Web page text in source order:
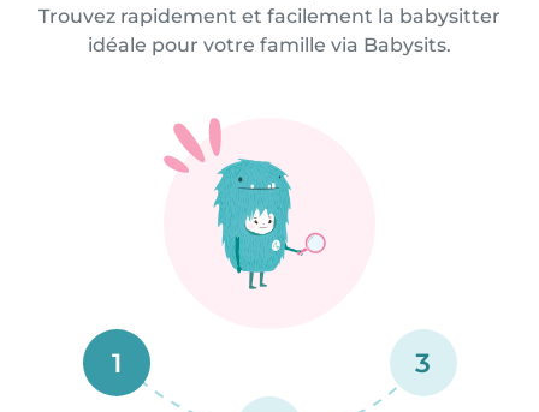
Trouvez rapidement et facilement la babysitter
idéale pour votre famille via Babysits.
1 3